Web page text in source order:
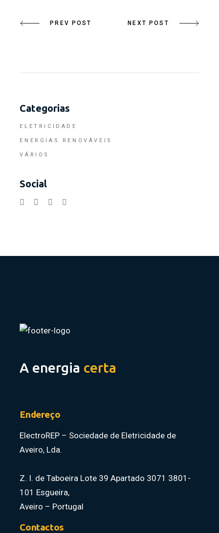
PREV POST NEXT POST
Categorias
ELETRICIDADE
ENERGIAS RENOVÁVEIS
VÁRIOS
Social
A energia certa
Endereço
ElectroREP – Sociedade de Eletricidade de
Aveiro, Lda.
Z. I. de Taboeira Lote 39 Apartado 3071 3801-
101 Esgueira,
Aveiro – Portugal
Contactos